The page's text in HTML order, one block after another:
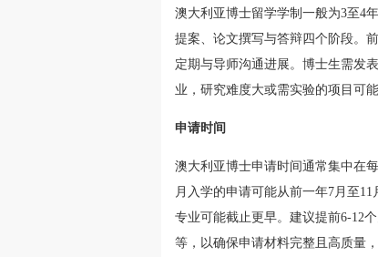
澳大利亚博士留学学制一般为3至4
提案、论文撰写与答辩四个阶段。
定期与导师沟通进展。博士生需发
业，研究难度大或需实验的项目可
申请时间
澳大利亚博士申请时间通常集中在
月入学的申请可能从前一年7月至
专业可能截止更早。建议提前6-12
等，以确保申请材料完整且高质量